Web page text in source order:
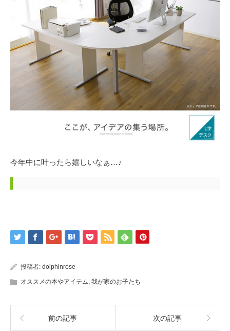
今年中に叶ったら嬉しいなぁ…♪
投稿者: dolphinrose
オススメの本やアイテム, 我が家のお子たち
前の記事 次の記事